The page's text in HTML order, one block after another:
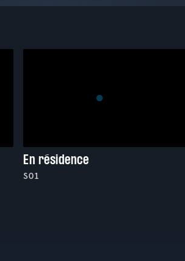
En résidence
S01